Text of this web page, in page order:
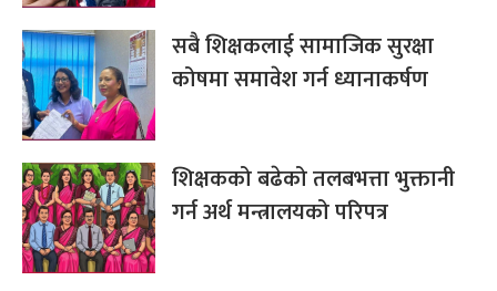
सबै शिक्षकलाई सामाजिक सुरक्षा
कोषमा समावेश गर्न ध्यानाकर्षण
शिक्षकको बढेको तलबभत्ता भुक्तानी
गर्न अर्थ मन्त्रालयको परिपत्र